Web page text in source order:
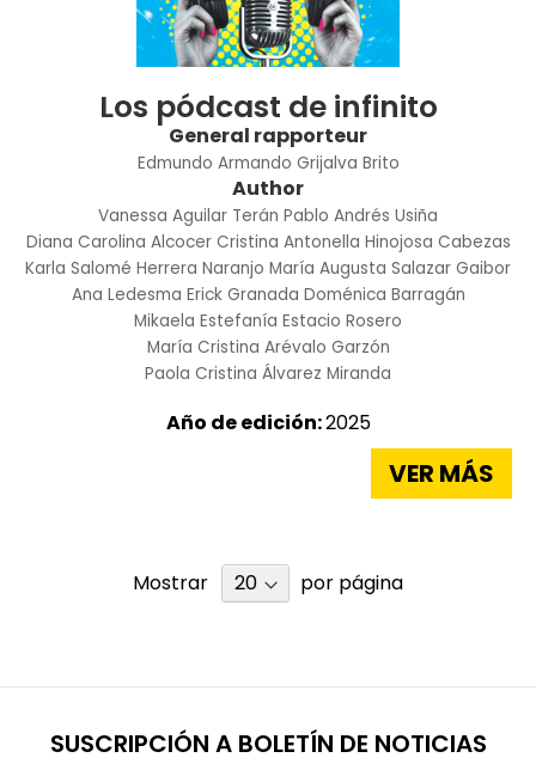
Los pódcast de infinito
General rapporteur
Edmundo Armando Grijalva Brito
Author
Vanessa Aguilar Terán Pablo Andrés Usiña
Diana Carolina Alcocer Cristina Antonella Hinojosa Cabezas
Karla Salomé Herrera Naranjo María Augusta Salazar Gaibor
Ana Ledesma Erick Granada Doménica Barragán
Mikaela Estefanía Estacio Rosero
María Cristina Arévalo Garzón
Paola Cristina Álvarez Miranda
Año de edición:2025
VER MÁS
Mostrar por página
SUSCRIPCIÓN A BOLETÍN DE NOTICIAS